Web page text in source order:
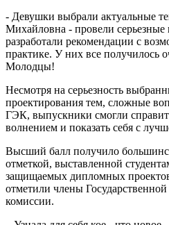
- Девушки выбрали актуальные
Михайловна - провели серьезные
разработали рекомендации с
практике. У них все получилось
Молодцы!
Несмотря на серьезность
проектирования тем, сложные
ГЭК, выпускники смогли
волнением и показать себя с
Высший балл получило
отметкой, выставленной
защищаемых дипломных
отметили члены
комиссии.